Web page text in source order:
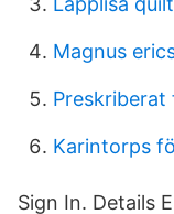
Magnus
Preskriberat
Karintorps
Sign In. Details